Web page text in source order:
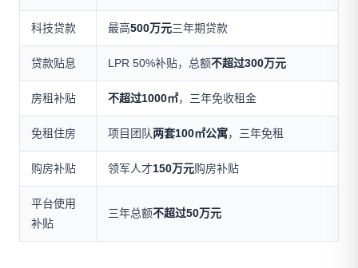
科技贷款 最高500万元三年期贷款
贷款贴息 LPR 50%补贴，总额不超过300万元
房租补贴 不超过1000㎡，三年免收租金
免租住房 项目团队两套100㎡公寓，三年免租
购房补贴 领军人才150万元购房补贴
平台使用
补贴
三年总额不超过50万元